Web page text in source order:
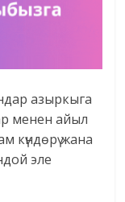
азыркыга
менен айыл
күндөрү жана
эле